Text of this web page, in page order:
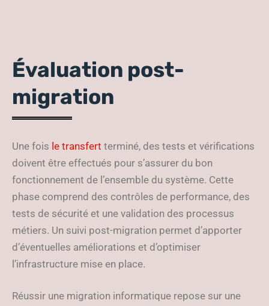
Évaluation post-
migration
Une fois le transfert terminé, des tests et vérifications
doivent être effectués pour s’assurer du bon
fonctionnement de l’ensemble du système. Cette
phase comprend des contrôles de performance, des
tests de sécurité et une validation des processus
métiers. Un suivi post-migration permet d’apporter
d’éventuelles améliorations et d’optimiser
l’infrastructure mise en place.
Réussir une migration informatique repose sur une